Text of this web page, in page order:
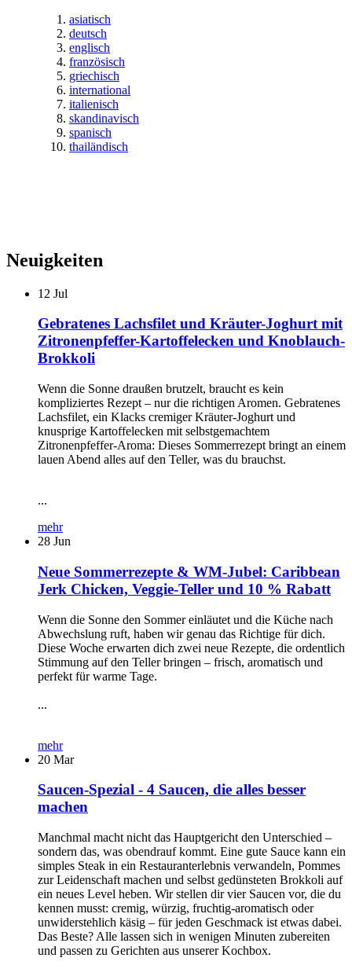
asiatisch
deutsch
englisch
französisch
griechisch
international
italienisch
skandinavisch
spanisch
thailändisch
Neuigkeiten
12 Jul
Gebratenes Lachsfilet und Kräuter-Joghurt mit
Zitronenpfeffer-Kartoffelecken und Knoblauch-
Brokkoli
Wenn die Sonne draußen brutzelt, braucht es kein
kompliziertes Rezept – nur die richtigen Aromen. Gebratenes
Lachsfilet, ein Klacks cremiger Kräuter-Joghurt und
knusprige Kartoffelecken mit selbstgemachtem
Zitronenpfeffer-Aroma: Dieses Sommerrezept bringt an einem
lauen Abend alles auf den Teller, was du brauchst.
...
mehr
28 Jun
Neue Sommerrezepte & WM-Jubel: Caribbean
Jerk Chicken, Veggie-Teller und 10 % Rabatt
Wenn die Sonne den Sommer einläutet und die Küche nach
Abwechslung ruft, haben wir genau das Richtige für dich.
Diese Woche erwarten dich zwei neue Rezepte, die ordentlich
Stimmung auf den Teller bringen – frisch, aromatisch und
perfekt für warme Tage.
...
mehr
20 Mar
Saucen-Spezial - 4 Saucen, die alles besser
machen
Manchmal macht nicht das Hauptgericht den Unterschied –
sondern das, was obendrauf kommt. Eine gute Sauce kann ein
simples Steak in ein Restauranterlebnis verwandeln, Pommes
zur Leidenschaft machen und selbst gedünsteten Brokkoli auf
ein neues Level heben. Wir stellen dir vier Saucen vor, die du
kennen musst: cremig, würzig, fruchtig-aromatisch oder
unwiderstehlich käsig – für jeden Geschmack ist etwas dabei.
Das Beste? Alle lassen sich in wenigen Minuten zubereiten
und passen zu Gerichten aus unserer Kochbox.